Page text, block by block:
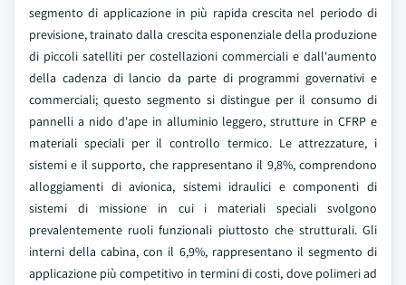
segmento di applicazione in più rapida crescita nel periodo di
previsione, trainato dalla crescita esponenziale della produzione
di piccoli satelliti per costellazioni commerciali e dall'aumento
della cadenza di lancio da parte di programmi governativi e
commerciali; questo segmento si distingue per il consumo di
pannelli a nido d'ape in alluminio leggero, strutture in CFRP e
materiali speciali per il controllo termico. Le attrezzature, i
sistemi e il supporto, che rappresentano il 9,8%, comprendono
alloggiamenti di avionica, sistemi idraulici e componenti di
sistemi di missione in cui i materiali speciali svolgono
prevalentemente ruoli funzionali piuttosto che strutturali. Gli
interni della cabina, con il 6,9%, rappresentano il segmento di
applicazione più competitivo in termini di costi, dove polimeri ad